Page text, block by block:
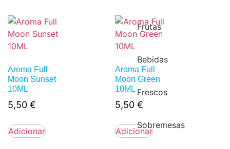
Frutas
Bebidas
Frescos
Sobremesas
Aroma Full
Moon Sunset
10ML
5,50 €
Adicionar
Aroma Full
Moon Green
10ML
5,50 €
Adicionar